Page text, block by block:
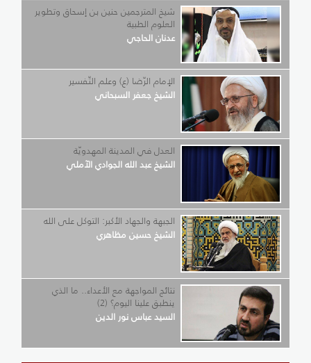
شيخ المترجمين حنين بن إسحاق وتطوير
العلوم الطبية
عدنان الحاجي
الإمام الرّضا (ع) وعلم التّفسير
الشيخ جعفر السبحاني
العدل في المدينة المهدويّة
الشيخ عبد الله الجوادي الآملي
الجبهة والجهاد الأكبر: التوكل على الله
الشيخ حسين مظاهري
نتائج المواجهة مع الأعداء.. ما الذي
ينطبق علينا اليوم؟ (2)
السيد عباس نور الدين